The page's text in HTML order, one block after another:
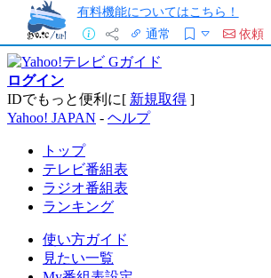
有料機能についてはこちら！
通常
依頼